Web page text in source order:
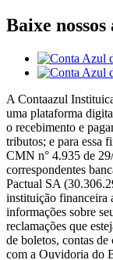
Baixe
A Contaazul
uma plataforma
o recebimento e
tributos; e para essa
CMN n° 4.935 de
correspondentes
Pactual SA
instituição financeira
informações sobre
reclamações que
de boletos, contas
com a Ouvidoria do